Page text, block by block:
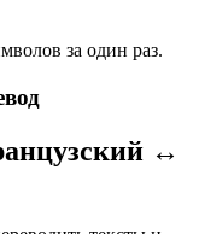
за один раз.
↔